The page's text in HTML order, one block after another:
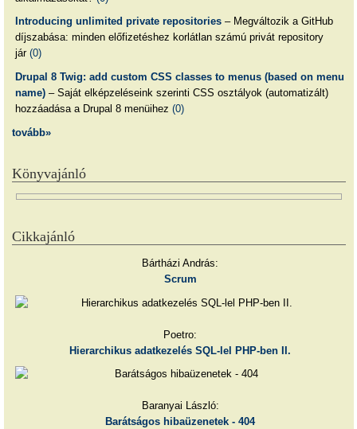
Introducing unlimited private repositories– Megváltozik a GitHub
díjszabása: minden előfizetéshez korlátlan számú privát repository
jár (0)
Drupal 8 Twig: add custom CSS classes to menus (based on menu
name)– Saját elképzeléseink szerinti CSS osztályok (automatizált)
hozzáadása a Drupal 8 menüihez (0)
tovább»
Könyvajánló
Cikkajánló
Bártházi András:
Scrum
Poetro:
Hierarchikus adatkezelés SQL-lel PHP-ben II.
Baranyai László:
Barátságos hibaüzenetek - 404